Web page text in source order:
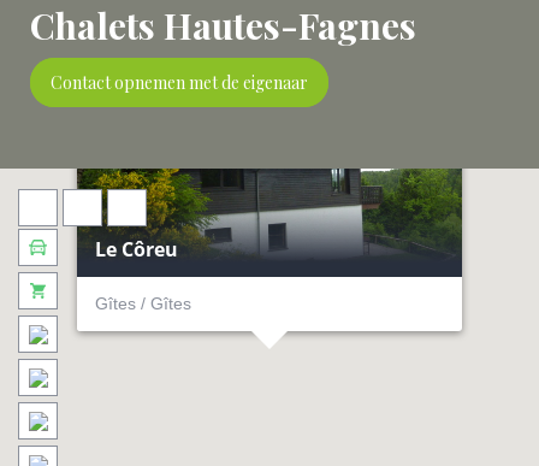
Chalets Hautes-Fagnes
Contact opnemen met de eigenaar
Le Côreu
Gîtes / Gîtes